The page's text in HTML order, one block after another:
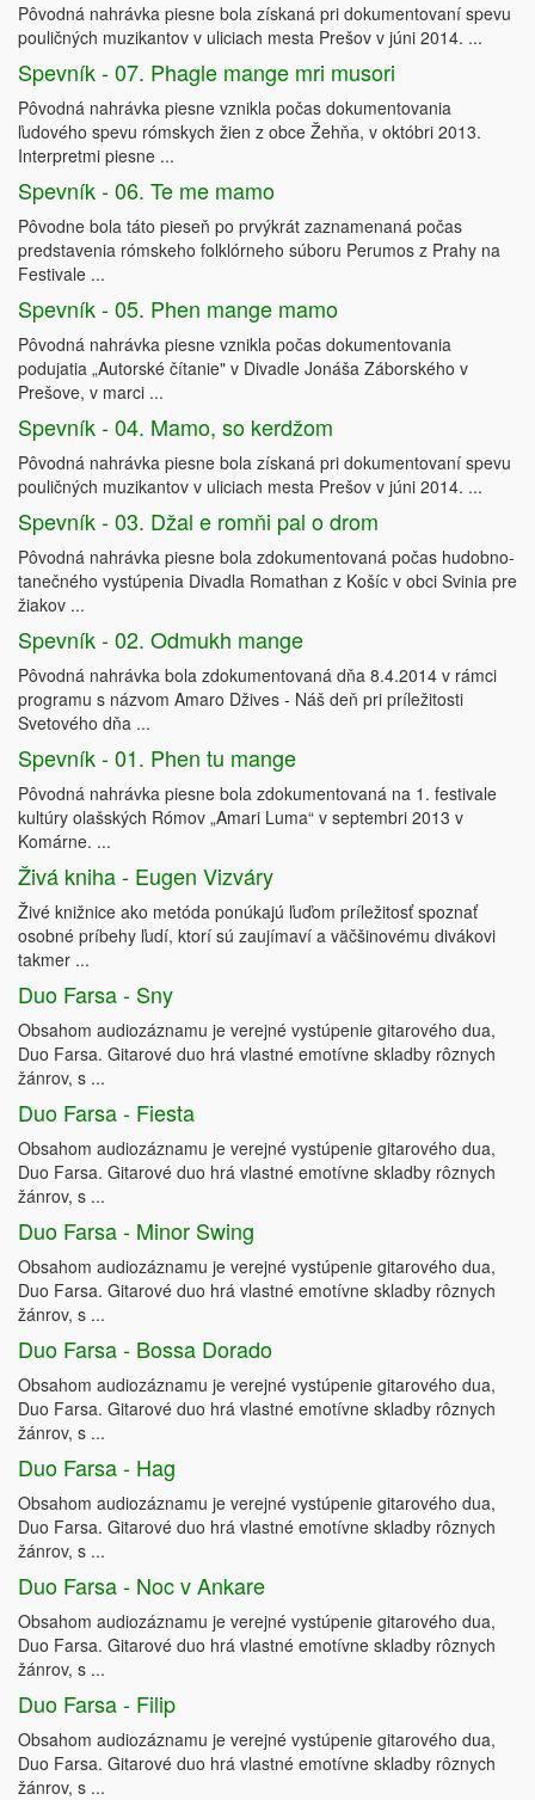
Pôvodná nahrávka piesne bola získaná pri dokumentovaní spevu
pouličných muzikantov v uliciach mesta Prešov v júni 2014. ...
Spevník - 07. Phagle mange mri musori
Pôvodná nahrávka piesne vznikla počas dokumentovania
ľudového spevu rómskych žien z obce Žehňa, v októbri 2013.
Interpretmi piesne ...
Spevník - 06. Te me mamo
Pôvodne bola táto pieseň po prvýkrát zaznamenaná počas
predstavenia rómskeho folklórneho súboru Perumos z Prahy na
Festivale ...
Spevník - 05. Phen mange mamo
Pôvodná nahrávka piesne vznikla počas dokumentovania
podujatia „Autorské čítanie" v Divadle Jonáša Záborského v
Prešove, v marci ...
Spevník - 04. Mamo, so kerdžom
Pôvodná nahrávka piesne bola získaná pri dokumentovaní spevu
pouličných muzikantov v uliciach mesta Prešov v júni 2014. ...
Spevník - 03. Džal e romňi pal o drom
Pôvodná nahrávka piesne bola zdokumentovaná počas hudobno-
tanečného vystúpenia Divadla Romathan z Košíc v obci Svinia pre
žiakov ...
Spevník - 02. Odmukh mange
Pôvodná nahrávka bola zdokumentovaná dňa 8.4.2014 v rámci
programu s názvom Amaro Džives - Náš deň pri príležitosti
Svetového dňa ...
Spevník - 01. Phen tu mange
Pôvodná nahrávka piesne bola zdokumentovaná na 1. festivale
kultúry olašských Rómov „Amari Luma“ v septembri 2013 v
Komárne. ...
Živá kniha - Eugen Vizváry
Živé knižnice ako metóda ponúkajú ľuďom príležitosť spoznať
osobné príbehy ľudí, ktorí sú zaujímaví a väčšinovému divákovi
takmer ...
Duo Farsa - Sny
Obsahom audiozáznamu je verejné vystúpenie gitarového dua,
Duo Farsa. Gitarové duo hrá vlastné emotívne skladby rôznych
žánrov, s ...
Duo Farsa - Fiesta
Obsahom audiozáznamu je verejné vystúpenie gitarového dua,
Duo Farsa. Gitarové duo hrá vlastné emotívne skladby rôznych
žánrov, s ...
Duo Farsa - Minor Swing
Obsahom audiozáznamu je verejné vystúpenie gitarového dua,
Duo Farsa. Gitarové duo hrá vlastné emotívne skladby rôznych
žánrov, s ...
Duo Farsa - Bossa Dorado
Obsahom audiozáznamu je verejné vystúpenie gitarového dua,
Duo Farsa. Gitarové duo hrá vlastné emotívne skladby rôznych
žánrov, s ...
Duo Farsa - Hag
Obsahom audiozáznamu je verejné vystúpenie gitarového dua,
Duo Farsa. Gitarové duo hrá vlastné emotívne skladby rôznych
žánrov, s ...
Duo Farsa - Noc v Ankare
Obsahom audiozáznamu je verejné vystúpenie gitarového dua,
Duo Farsa. Gitarové duo hrá vlastné emotívne skladby rôznych
žánrov, s ...
Duo Farsa - Filip
Obsahom audiozáznamu je verejné vystúpenie gitarového dua,
Duo Farsa. Gitarové duo hrá vlastné emotívne skladby rôznych
žánrov, s ...